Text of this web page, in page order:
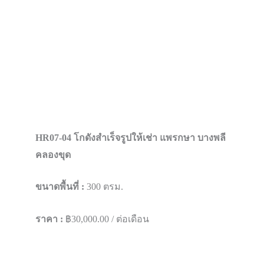
HR07-04 โกดังสำเร็จรูปให้เช่า แพรกษา บางพลี​
คลองขุด
ขนาดพื้นที่ : 300 ตรม.
ราคา : ฿30,000.00 / ต่อเดือน